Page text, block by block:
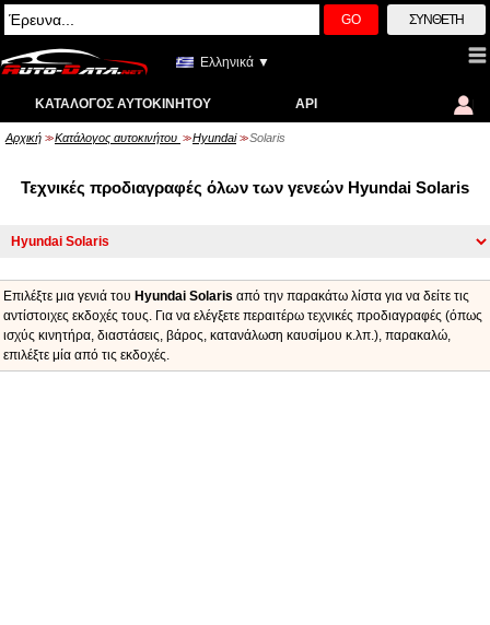
GO ΣΎΝΘΕΤΗ
Ελληνικά ▼
ΚΑΤΆΛΟΓΟΣ ΑΥΤΟΚΙΝΉΤΟΥ API
Αρχική >> Κατάλογος αυτοκινήτου >> Hyundai >> Solaris
Τεχνικές προδιαγραφές όλων των γενεών Hyundai Solaris
Επιλέξτε μια γενιά του Hyundai Solaris από την παρακάτω λίστα για να δείτε τις
αντίστοιχες εκδοχές τους. Για να ελέγξετε περαιτέρω τεχνικές προδιαγραφές (όπως
ισχύς κινητήρα, διαστάσεις, βάρος, κατανάλωση καυσίμου κ.λπ.), παρακαλώ,
επιλέξτε μία από τις εκδοχές.